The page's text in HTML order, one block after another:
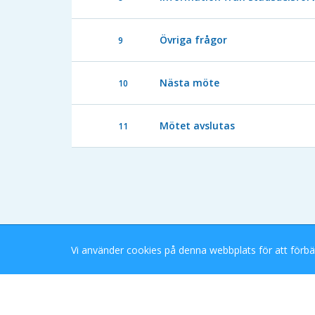
9 Övriga frågor
10 Nästa möte
11 Mötet avslutas
Stockholms Stad eDok Meetings
Vi använder cookies på denna webbplats för att